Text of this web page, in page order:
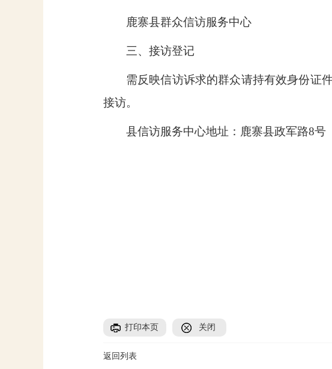
鹿寨县群众信访服务中心
三、接访登记
需反映信访诉求的群众请持有效身份证
接访。
县信访服务中心地址：鹿寨县政军路8
打印本页 关闭
返回列表